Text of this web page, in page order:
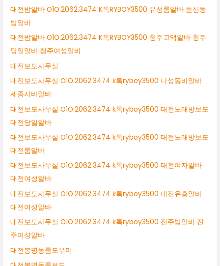
대전밤알바 O1O.2062.3474 K톡RYBOY3500 유성룸알바 둔산동
밤알바
대전밤알바 O1O.2062.3474 K톡RYBOY3500 청주고액알바 청주
당일알바 청주여성알바
대전보도사무실
대전보도사무실 O1O.2062.3474 k톡ryboy3500 나성동바알바
세종시바알바
대전보도사무실 O1O.2062.3474 k톡ryboy3500 대전노래방보도
대전당일알바
대전보도사무실 O1O.2062.3474 k톡ryboy3500 대전노래방보도
대전룸알바
대전보도사무실 O1O.2062.3474 k톡ryboy3500 대전여자알바
대전여성알바
대전보도사무실 O1O.2062.3474 k톡ryboy3500 대전유흥알바
대전여성알바
대전보도사무실 O1O.2062.3474 k톡ryboy3500 전주밤알바 전
주여성알바
대전봉명동룸도우미